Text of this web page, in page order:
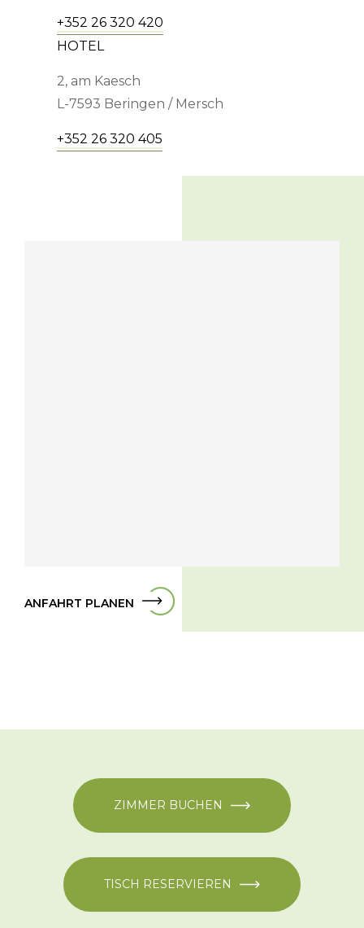
+352 26 320 420
HOTEL
2, am Kaesch
7593 Beringen / Mersch
+352 26 320 405
ANFAHRT PLANEN
ZIMMER BUCHEN
TISCH RESERVIEREN